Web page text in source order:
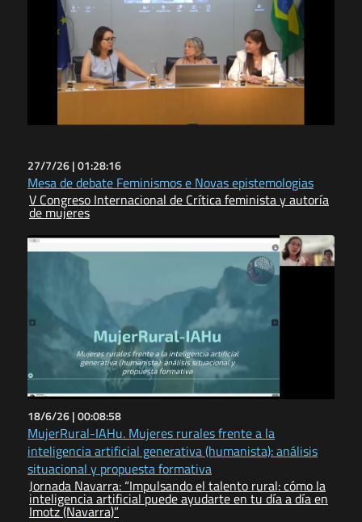
27/7/26 |01:28:16
Mesa de debate Feminismos e Novas epistemologias
V Congreso Internacional de Crítica feminista y autoría
de mujeres
18/6/26 |00:08:58
MujerRural-IAHu. Mujeres rurales frente a la
inteligencia artificial generativa (humanista): análisis
situacional y propuesta formativa
Jornada Navarra: “Impulsando el talento rural: cómo la
inteligencia artificial puede ayudarte en tu día a día en
Imotz (Navarra)”